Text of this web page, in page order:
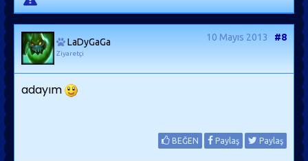
LaDyGaGa
Ziyaretçi
10 Mayıs 2013 #8
adayım
BEĞEN Paylaş Paylaş